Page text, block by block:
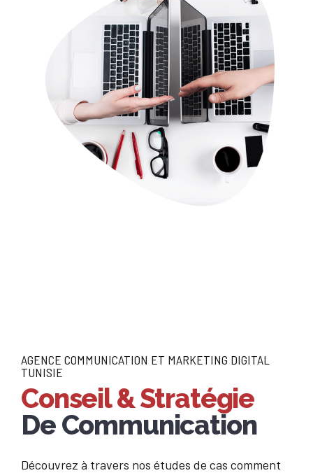
AGENCE COMMUNICATION ET MARKETING DIGITAL
TUNISIE
Conseil & Stratégie
De Communication
Découvrez à travers nos études de cas comment